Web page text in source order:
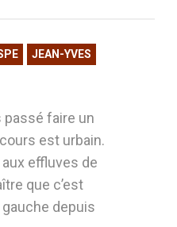
JEAN-YVES
passé faire un
est urbain.
effluves de
que c’est
gauche depuis